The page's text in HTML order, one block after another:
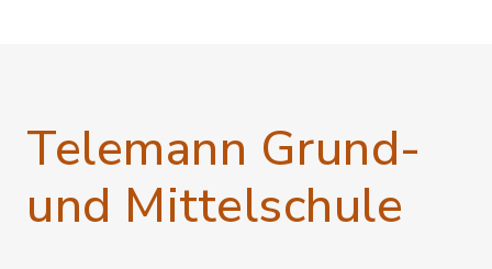
Telemann Grund-
und Mittelschule